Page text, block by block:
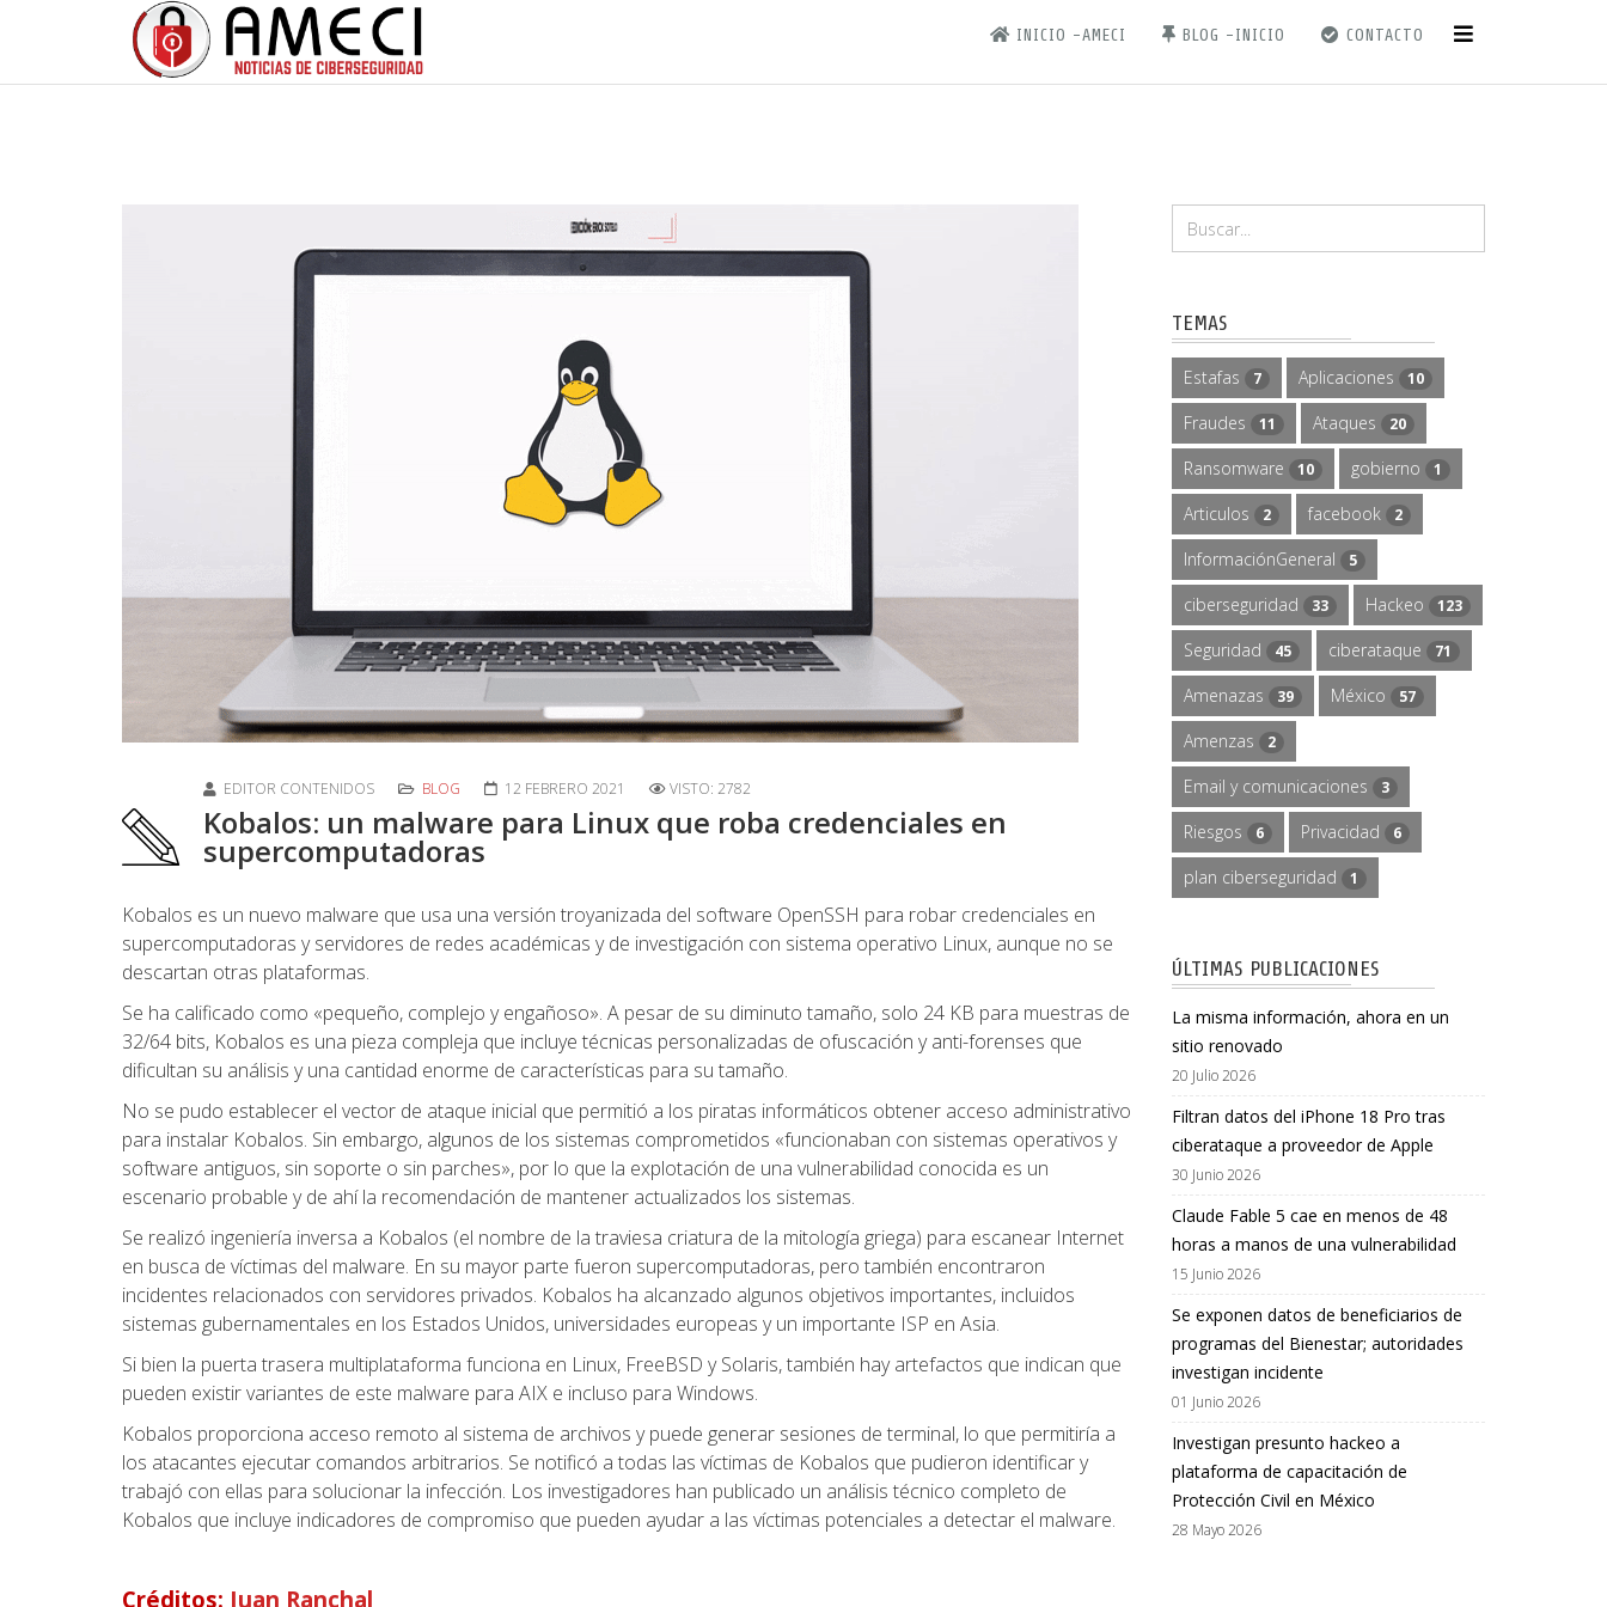
INICIO -AMECI BLOG -INICIO CONTACTO
EDITOR CONTENIDOS BLOG 12 FEBRERO 2021 VISTO: 2782
Kobalos: un malware para Linux que roba credenciales en
supercomputadoras
Kobalos es un nuevo malware que usa una versión troyanizada del software OpenSSH para robar credenciales en
supercomputadoras y servidores de redes académicas y de investigación con sistema operativo Linux, aunque no se
descartan otras plataformas.
Se ha calificado como «pequeño, complejo y engañoso». A pesar de su diminuto tamaño, solo 24 KB para muestras de
32/64 bits, Kobalos es una pieza compleja que incluye técnicas personalizadas de ofuscación y anti-forenses que
dificultan su análisis y una cantidad enorme de características para su tamaño.
No se pudo establecer el vector de ataque inicial que permitió a los piratas informáticos obtener acceso administrativo
para instalar Kobalos. Sin embargo, algunos de los sistemas comprometidos «funcionaban con sistemas operativos y
software antiguos, sin soporte o sin parches», por lo que la explotación de una vulnerabilidad conocida es un
escenario probable y de ahí la recomendación de mantener actualizados los sistemas.
Se realizó ingeniería inversa a Kobalos (el nombre de la traviesa criatura de la mitología griega) para escanear Internet
en busca de víctimas del malware. En su mayor parte fueron supercomputadoras, pero también encontraron
incidentes relacionados con servidores privados. Kobalos ha alcanzado algunos objetivos importantes, incluidos
sistemas gubernamentales en los Estados Unidos, universidades europeas y un importante ISP en Asia.
Si bien la puerta trasera multiplataforma funciona en Linux, FreeBSD y Solaris, también hay artefactos que indican que
pueden existir variantes de este malware para AIX e incluso para Windows.
Kobalos proporciona acceso remoto al sistema de archivos y puede generar sesiones de terminal, lo que permitiría a
los atacantes ejecutar comandos arbitrarios. Se notificó a todas las víctimas de Kobalos que pudieron identificar y
trabajó con ellas para solucionar la infección. Los investigadores han publicado un análisis técnico completo de
Kobalos que incluye indicadores de compromiso que pueden ayudar a las víctimas potenciales a detectar el malware.
Créditos: Juan Ranchal
TEMAS
Estafas 7 Aplicaciones 10
Fraudes 11 Ataques 20
Ransomware 10 gobierno 1
Articulos 2 facebook 2
InformaciónGeneral 5
ciberseguridad 33 Hackeo 123
Seguridad 45 ciberataque 71
Amenazas 39 México 57
Amenzas 2
Email y comunicaciones 3
Riesgos 6 Privacidad 6
plan ciberseguridad 1
ÚLTIMAS PUBLICACIONES
La misma información, ahora en un
sitio renovado
20 Julio 2026
Filtran datos del iPhone 18 Pro tras
ciberataque a proveedor de Apple
30 Junio 2026
Claude Fable 5 cae en menos de 48
horas a manos de una vulnerabilidad
15 Junio 2026
Se exponen datos de beneficiarios de
programas del Bienestar; autoridades
investigan incidente
01 Junio 2026
Investigan presunto hackeo a
plataforma de capacitación de
Protección Civil en México
28 Mayo 2026